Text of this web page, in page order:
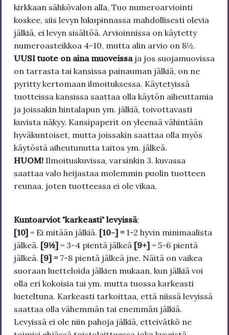
kirkkaan sähkövalon alla. Tuo numeroarviointi
koskee, siis levyn lukupinnassa mahdollisesti olevia
jälkiä, ei levyn sisältöä. Arvioinnissa on käytetty
numeroasteikkoa 4-10, mutta alin arvio on 8½.
UUSI tuote on aina muoveissa ja jos suojamuovissa
on tarrasta tai kansissa painauman jälkiä, on ne
pyritty kertomaan ilmoituksessa. Käytetyissä
tuotteissa kansissa saattaa olla käytön aiheuttamia
ja joissakin hintalapun ym. jälkiä, toivottavasti
kuvista näkyy. Kansipaperit on yleensä vähintään
hyväkuntoiset, mutta joissakin saattaa olla myös
käytöstä aiheutunutta taitos ym. jälkeä.
HUOM! Ilmoituskuvissa, varsinkin 3. kuvassa
saattaa valo heijastaa molemmin puolin tuotteen
reunaa, joten tuotteessa ei ole vikaa.
Kuntoarviot "karkeasti" levyissä:
[10] = Ei mitään jälkiä. [10-] = 1-2 hyvin minimaalista
jälkeä. [9½] = 3-4 pientä jälkeä [9+] = 5-6 pientä
jälkeä. [9] = 7-8 pientä jälkeä jne. Näitä on vaikea
suoraan luetteloida jälkien mukaan, kun jälkiä voi
olla eri kokoisia tai ym. mutta tuossa karkeasti
lueteltuna. Karkeasti tarkoittaa, että niissä levyissä
saattaa olla vähemmän tai enemmän jälkiä.
Levyissä ei ole niin pahoja jälkiä, etteivätkö ne